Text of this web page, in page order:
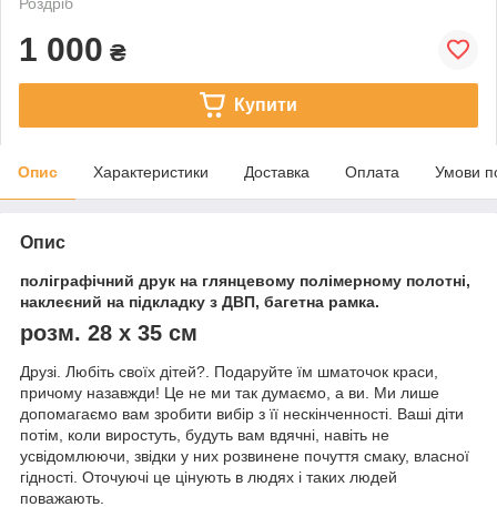
1 000 ₴
Купити
Опис Характеристики Доставка Оплата Умови
Опис
поліграфічний друк на глянцевому полімерному полотні,
наклеєний на підкладку з ДВП, багетна рамка.
розм. 28 х 35 см
Друзі. Любіть своїх дітей?. Подаруйте їм шматочок краси,
причому назавжди! Це не ми так думаємо, а ви. Ми лише
допомагаємо вам зробити вибір з її нескінченності. Ваші діти
потім, коли виростуть, будуть вам вдячні, навіть не
усвідомлюючи, звідки у них розвинене почуття смаку, власної
гідності. Оточуючі це цінують в людях і таких людей
поважають.